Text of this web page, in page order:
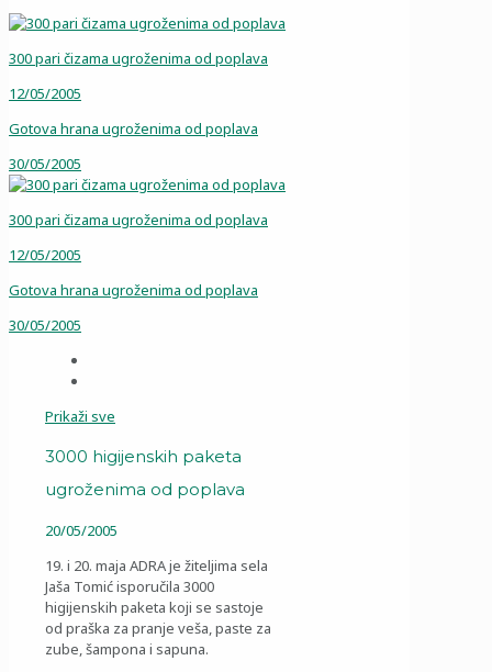
300 pari čizama ugroženima od poplava
12/05/2005
Gotova hrana ugroženima od poplava
30/05/2005
300 pari čizama ugroženima od poplava
12/05/2005
Gotova hrana ugroženima od poplava
30/05/2005
Prikaži sve
3000 higijenskih paketa
ugroženima od poplava
20/05/2005
19. i 20. maja ADRA je žiteljima sela
Jaša Tomić isporučila 3000
higijenskih paketa koji se sastoje
od praška za pranje veša, paste za
zube, šampona i sapuna.